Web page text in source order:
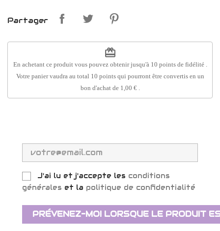
Partager
redeem
En achetant ce produit vous pouvez obtenir jusqu'à 10 points de fidélité.
Votre panier vaudra au total 10 pointsqui pourront être convertis en un
bon d'achat de 1,00 €.
J'ai lu et j'accepte les conditions
générales et la politique de confidentialité
PRÉVENEZ-MOI LORSQUE LE PRODUIT